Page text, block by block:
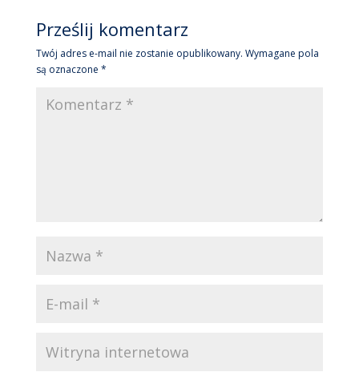
Prześlij komentarz
Twój adres e-mail nie zostanie opublikowany. Wymagane pola
są oznaczone *